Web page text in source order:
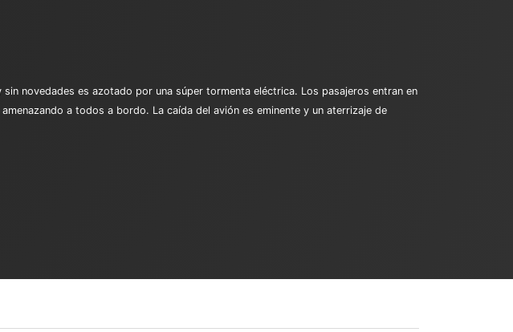
novedades es azotado por una súper tormenta eléctrica. Los pasajeros entran en
a todos a bordo. La caída del avión es eminente y un aterrizaje de